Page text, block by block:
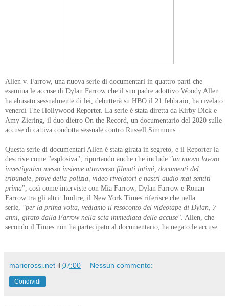
Allen v. Farrow, una nuova serie di documentari in quattro parti che
esamina le accuse di Dylan Farrow che il suo padre adottivo Woody Allen
ha abusato sessualmente di lei, debutterà su HBO il 21 febbraio, ha rivelato
venerdì The Hollywood Reporter. La serie è stata diretta da Kirby Dick e
Amy Ziering, il duo dietro On the Record, un documentario del 2020 sulle
accuse di cattiva condotta sessuale contro Russell Simmons.
Questa serie di documentari Allen è stata girata in segreto, e il Reporter la
descrive come "esplosiva", riportando anche che include "un nuovo lavoro
investigativo messo insieme attraverso filmati intimi, documenti del
tribunale, prove della polizia, video rivelatori e nastri audio mai sentiti
prima", così come interviste con Mia Farrow, Dylan Farrow e Ronan
Farrow tra gli altri. Inoltre, il New York Times riferisce che nella
serie, "per la prima volta, vediamo il resoconto del videotape di Dylan, 7
anni, girato dalla Farrow nella scia immediata delle accuse". Allen, che
secondo il Times non ha partecipato al documentario, ha negato le accuse.
mariorossi.net il 07:00 Nessun commento:
Condividi